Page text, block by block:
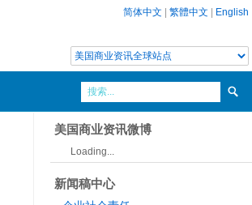
简体中文 繁體中文 English
美国商业资讯微博
Loading...
新闻稿中心